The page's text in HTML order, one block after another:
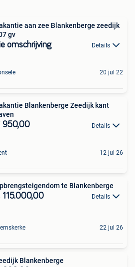
aan zee Blankenberge zeedijk
gv
omschrijving Details
20 jul 22
Blankenberge Zeedijk kant
950,00 Details
12 jul 26
te Blankenberge
115.000,00 Details
22 jul 26
Blankenberge